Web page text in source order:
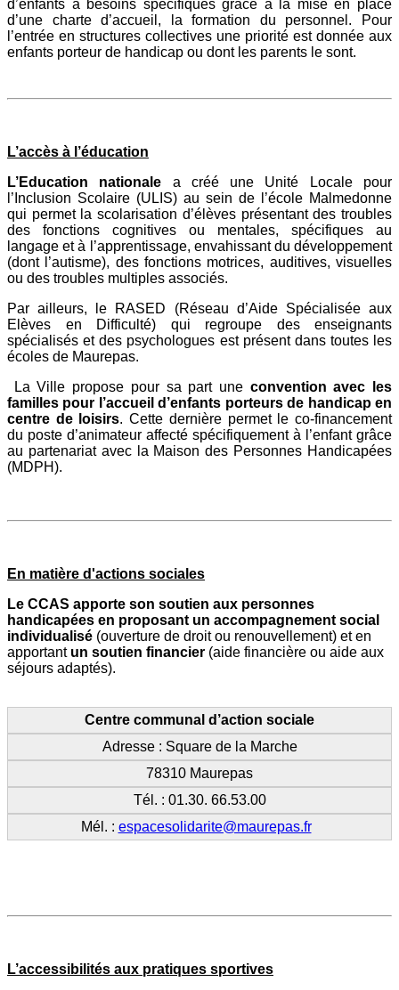
d’enfants à besoins spécifiques grâce à la mise en place
d’une charte d’accueil, la formation du personnel. Pour
l’entrée en structures collectives une priorité est donnée aux
enfants porteur de handicap ou dont les parents le sont.
L’accès à l’éducation
L’Education nationale a créé une Unité Locale pour
l’Inclusion Scolaire (ULIS) au sein de l’école Malmedonne
qui permet la scolarisation d’élèves présentant des troubles
des fonctions cognitives ou mentales, spécifiques au
langage et à l’apprentissage, envahissant du développement
(dont l’autisme), des fonctions motrices, auditives, visuelles
ou des troubles multiples associés.
Par ailleurs, le RASED (Réseau d’Aide Spécialisée aux
Elèves en Difficulté) qui regroupe des enseignants
spécialisés et des psychologues est présent dans toutes les
écoles de Maurepas.
La Ville propose pour sa part une convention avec les
familles pour l’accueil d’enfants porteurs de handicap en
centre de loisirs. Cette dernière permet le co-financement
du poste d’animateur affecté spécifiquement à l’enfant grâce
au partenariat avec la Maison des Personnes Handicapées
(MDPH).
En matière d'actions sociales
Le CCAS apporte son soutien aux personnes
handicapées en proposant un accompagnement social
individualisé (ouverture de droit ou renouvellement) et en
apportant un soutien financier (aide financière ou aide aux
séjours adaptés).
Centre communal d’action sociale
Adresse : Square de la Marche
78310 Maurepas
Tél. : 01.30. 66.53.00
Mél. : espacesolidarite@maurepas.fr
L’accessibilités aux pratiques sportives